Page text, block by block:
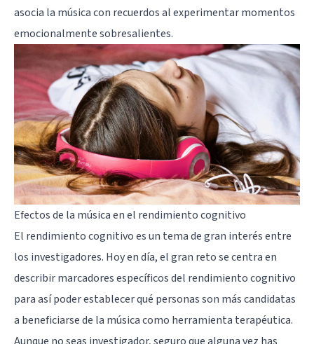
asocia la música con recuerdos al experimentar momentos
emocionalmente sobresalientes.
Efectos de la música en el rendimiento cognitivo
El rendimiento cognitivo es un tema de gran interés entre
los investigadores. Hoy en día, el gran reto se centra en
describir marcadores específicos del rendimiento cognitivo
para así poder establecer qué personas son más candidatas
a beneficiarse de la música como herramienta terapéutica.